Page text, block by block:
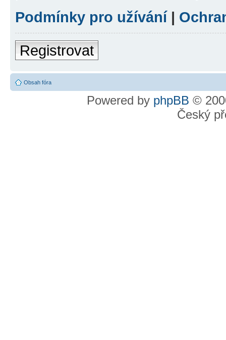
Podmínky pro užívání|
Registrovat
Obsah fóra
Powered by phpBB ©
Český